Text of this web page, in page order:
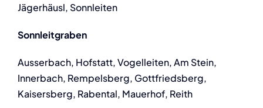
Jägerhäusl, Sonnleiten
Sonnleitgraben
Ausserbach, Hofstatt, Vogelleiten, Am Stein,
Innerbach, Rempelsberg, Gottfriedsberg,
Kaisersberg, Rabental, Mauerhof, Reith